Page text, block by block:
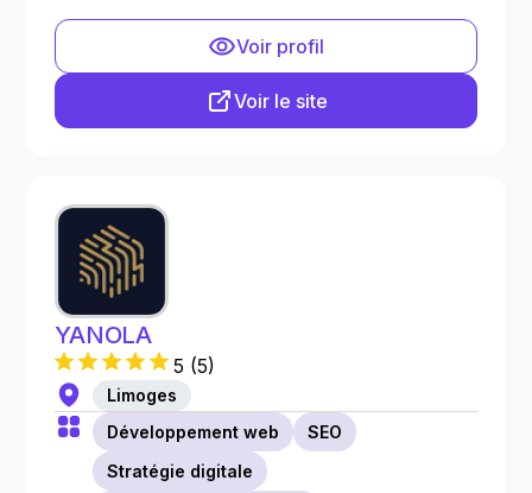
Voir profil
Voir le site
YANOLA
5 (5)
Limoges
Développement web
SEO
Stratégie digitale